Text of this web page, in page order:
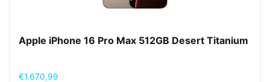
Apple iPhone 16 Pro Max 512GB Desert Titanium
€1.670,99